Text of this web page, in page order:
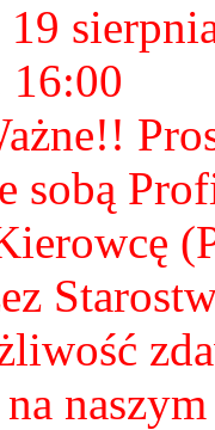
16:00
sobą
naszym